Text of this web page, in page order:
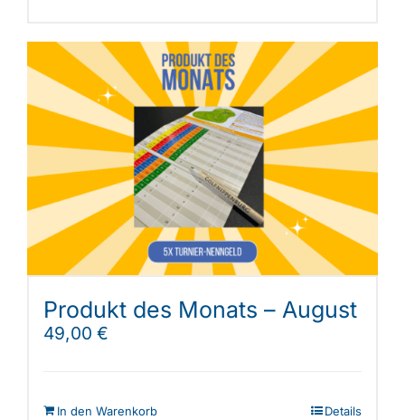
Produkt des Monats – August
49,00 €
In den Warenkorb Details